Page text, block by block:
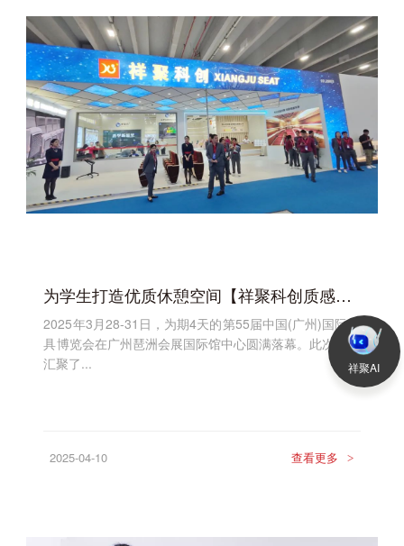
为学生打造优质休憩空间【祥聚科创质感午休课桌椅天府星002】
2025年3月28-31日，为期4天的第55届中国(广州)国际家
具博览会在广州琶洲会展国际馆中心圆满落幕。此次展会
汇聚了...
2025-04-10 查看更多 >
祥聚AI